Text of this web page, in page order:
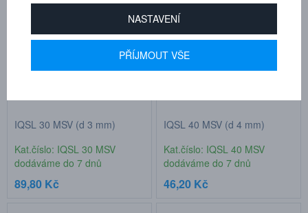
IQSL 30 MSV (d 3 mm)
Kat.číslo: IQSL 30 MSV
dodáváme do 7 dnů
89,80 Kč
IQSL 40 MSV (d 4 mm)
Kat.číslo: IQSL 40 MSV
dodáváme do 7 dnů
46,20 Kč
NASTAVENÍ
PŘÍJMOUT VŠE